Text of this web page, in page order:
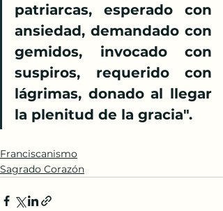
patriarcas, esperado con
ansiedad, demandado con
gemidos, invocado con
suspiros, requerido con
lágrimas, donado al llegar
la plenitud de la gracia".
Franciscanismo
Sagrado Corazón